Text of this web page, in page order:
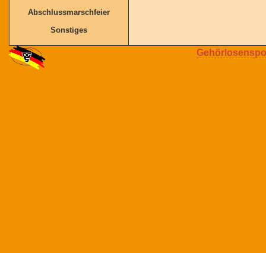
Abschlussmarschfeier
Sonstiges